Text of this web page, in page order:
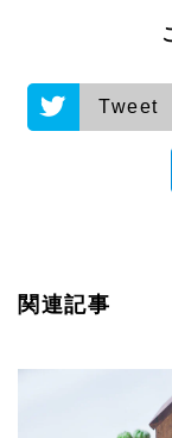
Tweet
関連記事